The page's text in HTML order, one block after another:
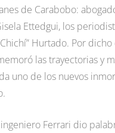
de Carabobo:
Ettedgui, los
Hurtado. Por
las trayectorias y
uno de los nuevos
Ferrari dio